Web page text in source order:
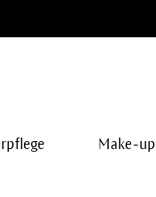
Make-up